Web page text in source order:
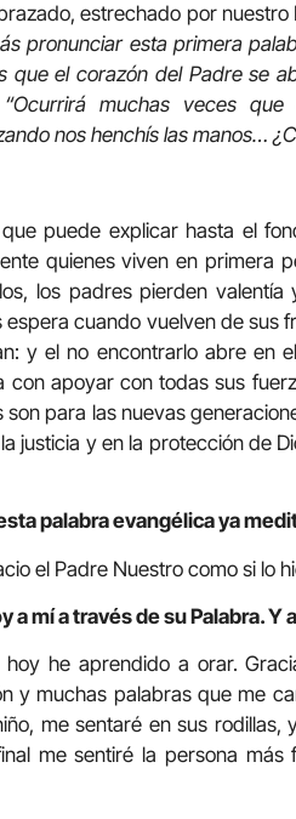
estrechado por
pronunciar esta primera
que el corazón del Padre se
muchas veces
nos henchís las manos…
puede explicar hasta el
quienes viven en primera
los padres pierden
cuando vuelven de sus
y el no encontrarlo abre en
con apoyar con todas sus
son para las nuevas
justicia y en la protección de
palabra evangélica ya
el Padre Nuestro como si lo
a mí a través de su Palabra.
hoy he aprendido a orar.
y muchas palabras que me
me sentaré en sus
me sentiré la persona